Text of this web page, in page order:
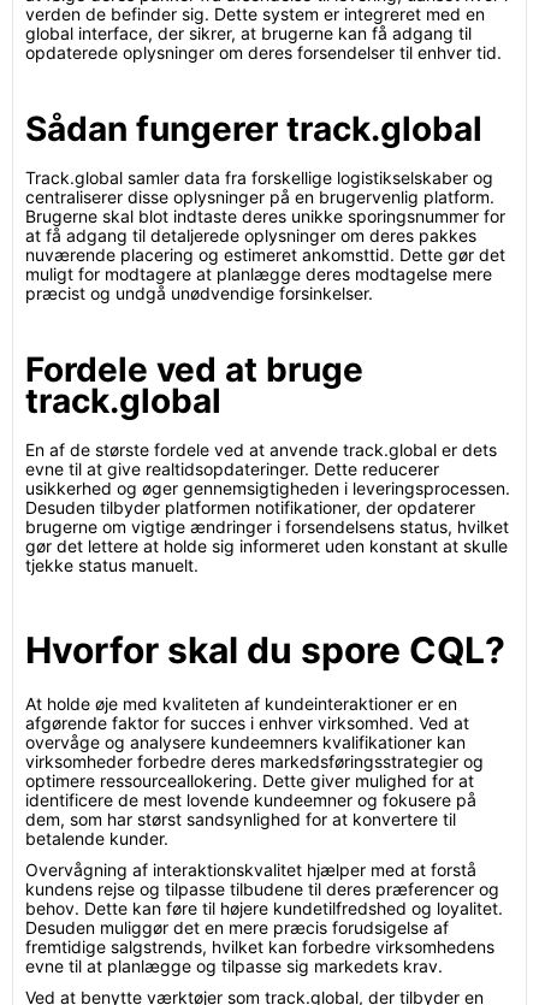
verden de befinder sig. Dette system er integreret med en
global interface, der sikrer, at brugerne kan få adgang til
opdaterede oplysninger om deres forsendelser til enhver tid.
Sådan fungerer track.global
Track.global samler data fra forskellige logistikselskaber og
centraliserer disse oplysninger på en brugervenlig platform.
Brugerne skal blot indtaste deres unikke sporingsnummer for
at få adgang til detaljerede oplysninger om deres pakkes
nuværende placering og estimeret ankomsttid. Dette gør det
muligt for modtagere at planlægge deres modtagelse mere
præcist og undgå unødvendige forsinkelser.
Fordele ved at bruge
track.global
En af de største fordele ved at anvende track.global er dets
evne til at give realtidsopdateringer. Dette reducerer
usikkerhed og øger gennemsigtigheden i leveringsprocessen.
Desuden tilbyder platformen notifikationer, der opdaterer
brugerne om vigtige ændringer i forsendelsens status, hvilket
gør det lettere at holde sig informeret uden konstant at skulle
tjekke status manuelt.
Hvorfor skal du spore CQL?
At holde øje med kvaliteten af kundeinteraktioner er en
afgørende faktor for succes i enhver virksomhed. Ved at
overvåge og analysere kundeemners kvalifikationer kan
virksomheder forbedre deres markedsføringsstrategier og
optimere ressourceallokering. Dette giver mulighed for at
identificere de mest lovende kundeemner og fokusere på
dem, som har størst sandsynlighed for at konvertere til
betalende kunder.
Overvågning af interaktionskvalitet hjælper med at forstå
kundens rejse og tilpasse tilbudene til deres præferencer og
behov. Dette kan føre til højere kundetilfredshed og loyalitet.
Desuden muliggør det en mere præcis forudsigelse af
fremtidige salgstrends, hvilket kan forbedre virksomhedens
evne til at planlægge og tilpasse sig markedets krav.
Ved at benytte værktøjer som track.global, der tilbyder en